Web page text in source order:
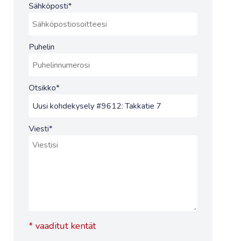
Sähköposti*
Puhelin
Otsikko*
Viesti*
*vaaditut kentät